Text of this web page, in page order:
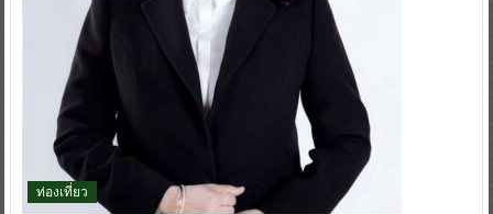
ท่องเที่ยว